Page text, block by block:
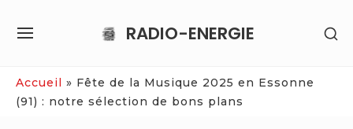
RADIO-ENERGIE
SITE
Accueil » Fête de la Musique 2025 en Essonne
(91) : notre sélection de bons plans